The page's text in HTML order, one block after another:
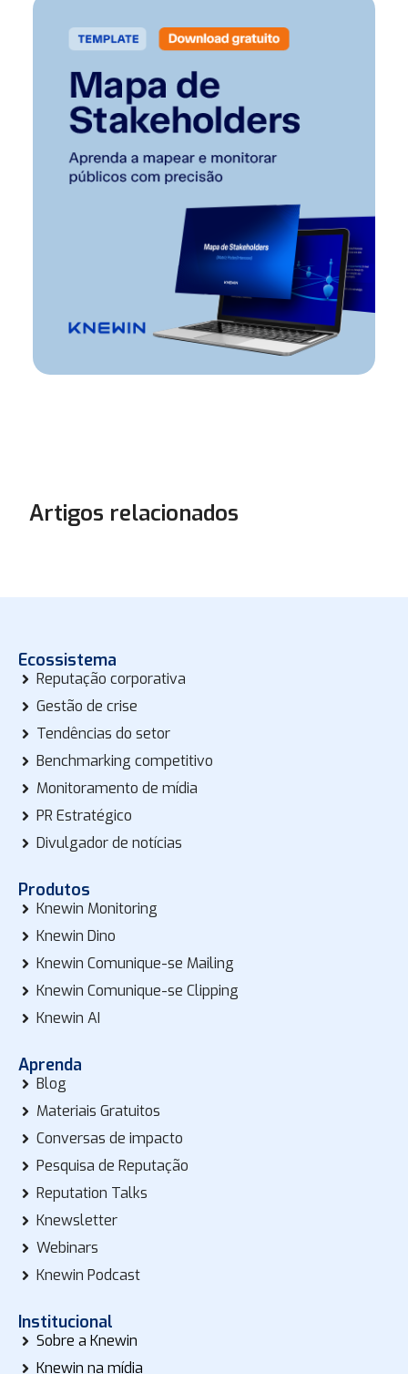
Artigos relacionados
Ecossistema
Reputação corporativa
Gestão de crise
Tendências do setor
Benchmarking competitivo
Monitoramento de mídia
PR Estratégico
Divulgador de notícias
Produtos
Knewin Monitoring
Knewin Dino
Knewin Comunique-se Mailing
Knewin Comunique-se Clipping
Knewin AI
Aprenda
Blog
Materiais Gratuitos
Conversas de impacto
Pesquisa de Reputação
Reputation Talks
Knewsletter
Webinars
Knewin Podcast
Institucional
Sobre a Knewin
Knewin na mídia